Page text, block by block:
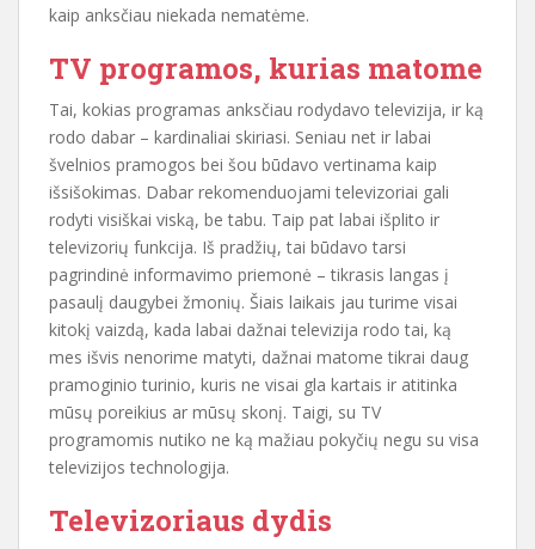
kaip anksčiau niekada nematėme.
TV programos, kurias matome
Tai, kokias programas anksčiau rodydavo televizija, ir ką
rodo dabar – kardinaliai skiriasi. Seniau net ir labai
švelnios pramogos bei šou būdavo vertinama kaip
išsišokimas. Dabar rekomenduojami televizoriai gali
rodyti visiškai viską, be tabu. Taip pat labai išplito ir
televizorių funkcija. Iš pradžių, tai būdavo tarsi
pagrindinė informavimo priemonė – tikrasis langas į
pasaulį daugybei žmonių. Šiais laikais jau turime visai
kitokį vaizdą, kada labai dažnai televizija rodo tai, ką
mes išvis nenorime matyti, dažnai matome tikrai daug
pramoginio turinio, kuris ne visai gla kartais ir atitinka
mūsų poreikius ar mūsų skonį. Taigi, su TV
programomis nutiko ne ką mažiau pokyčių negu su visa
televizijos technologija.
Televizoriaus dydis